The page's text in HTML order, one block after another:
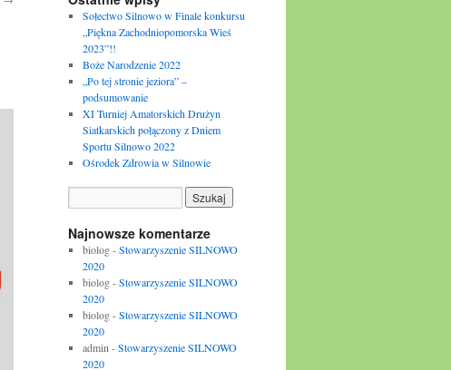
Sołectwo Silnowo w Finale konkursu
„Piękna Zachodniopomorska Wieś
2023”!!
Boże Narodzenie 2022
„Po tej stronie jeziora” –
podsumowanie
XI Turniej Amatorskich Drużyn
Siatkarskich połączony z Dniem
Sportu Silnowo 2022
Ośrodek Zdrowia w Silnowie
Najnowsze komentarze
biolog-Stowarzyszenie SILNOWO
2020
biolog-Stowarzyszenie SILNOWO
2020
biolog-Stowarzyszenie SILNOWO
2020
admin -Stowarzyszenie SILNOWO
2020